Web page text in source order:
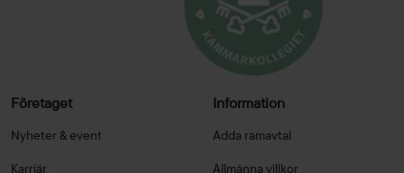
Företaget
Nyheter & event
Karriär
Information
Adda ramavtal
Allmänna villkor